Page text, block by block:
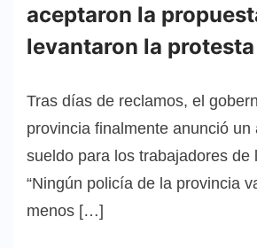
aceptaron la
levantaron la protesta
Tras días de reclamos, el
provincia finalmente anunció un
sueldo para los trabajadores de
“Ningún policía de la provincia
menos […]